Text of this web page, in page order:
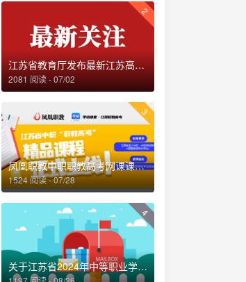
2
江苏省教育厅发布最新江苏高校名单
2081 阅读 - 07/02
3
凤凰职教中职职教高考网课课程全面上线！
1524 阅读 - 07/28
4
关于江苏省2024年中等职业学校学生学业水平考试相关问题的解读